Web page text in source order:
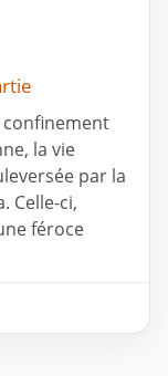
confinement
la vie
par la
Celle-ci,
féroce